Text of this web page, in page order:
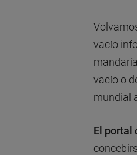
vacío
vacío o
mundial
El portal